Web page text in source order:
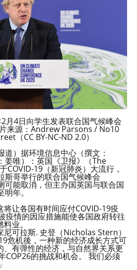
月4日向学生发表联合国气候峰会
来源：Andrew Parsons / No10
（CC BY-NC-ND 2.0）
道）据环境信息中心（撰文：
姜唯）：英国《卫报》（The
COVID-19（新冠肺炎）大流行，
斯哥举行的联合国气候峰会
可能取消，但主办国英国与联合国
明年。
让各国有时间应付COVID-19疫
疫情的因应措施能使各国政府转往
料业。
可拉斯. 史登（Nicholas Stern）
危机後，一种新的经济成长方式可
、有弹性的经济，与自然界关系更
COP26的挑战和机会。 我们必须